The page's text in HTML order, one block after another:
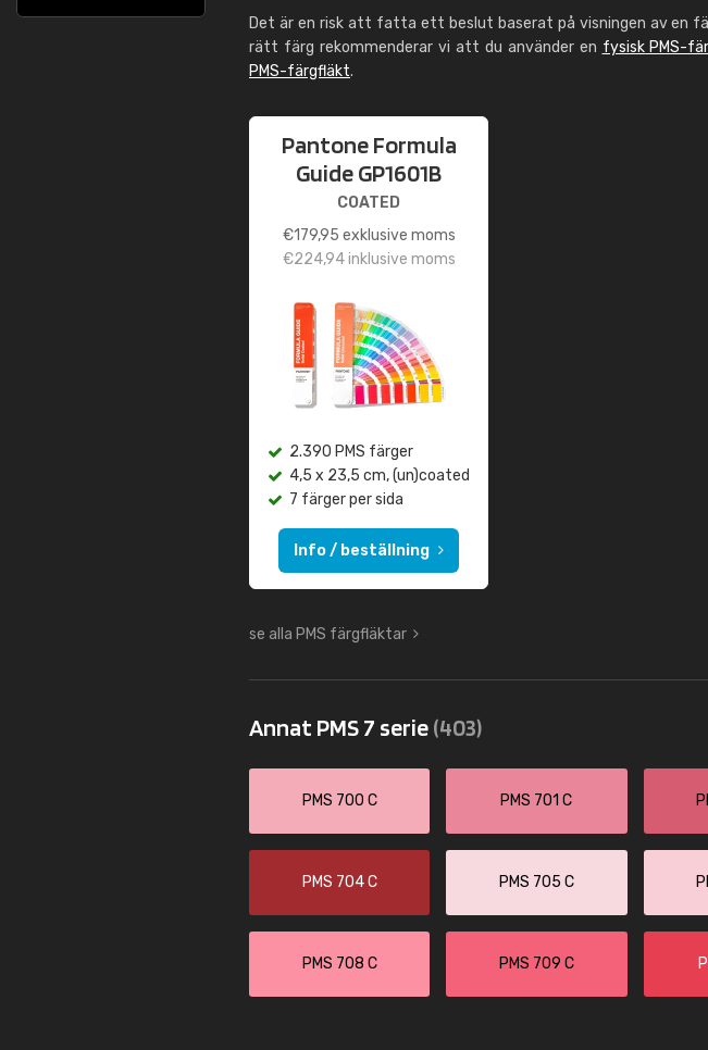
Det är en risk att fatta ett beslut baserat på visningen av en
rätt färg rekommenderar vi att du använder en fysisk PMS-
PMS-färgfläkt.
Pantone Formula
Guide GP1601B
COATED
€179,95 exklusive moms
€224,94inklusive moms
2.390 PMS färger
4,5 x 23,5 cm, (un)coated
7 färger per sida
Info / beställning
se alla PMS färgfläktar
Annat PMS 7 serie(403)
PMS 700 C PMS 701 C
PMS 704 C PMS 705 C
PMS 708 C PMS 709 C